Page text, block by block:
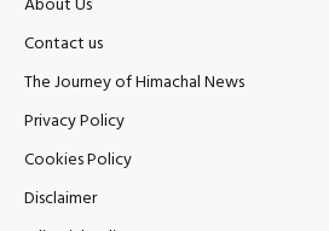
About Us
Contact us
The Journey of Himachal News
Privacy Policy
Cookies Policy
Disclaimer